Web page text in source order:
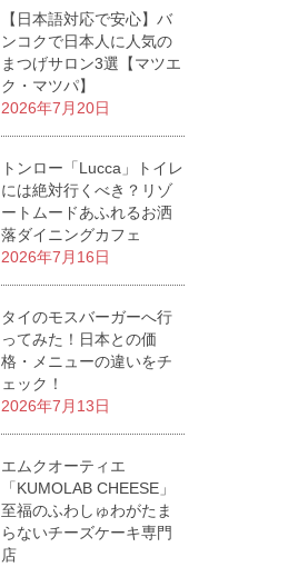
【日本語対応で安心】バ
ンコクで日本人に人気の
まつげサロン3選【マツエ
ク・マツパ】
2026年7月20日
トンロー「Lucca」トイレ
には絶対行くべき？リゾ
ートムードあふれるお洒
落ダイニングカフェ
2026年7月16日
タイのモスバーガーへ行
ってみた！日本との価
格・メニューの違いをチ
ェック！
2026年7月13日
エムクオーティエ
「KUMOLAB CHEESE」
至福のふわしゅわがたま
らないチーズケーキ専門
店